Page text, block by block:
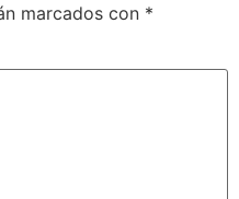
marcados con *